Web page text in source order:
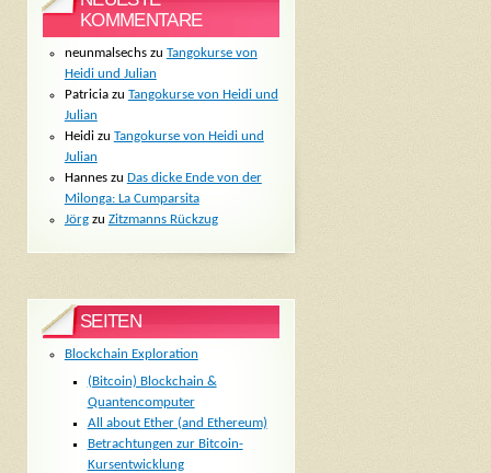
KOMMENTARE
neunmalsechszu Tangokurse von
Heidi und Julian
Patriciazu Tangokurse von Heidi und
Julian
Heidizu Tangokurse von Heidi und
Julian
Hanneszu Das dicke Ende von der
Milonga: La Cumparsita
Jörgzu Zitzmanns Rückzug
SEITEN
Blockchain Exploration
(Bitcoin) Blockchain &
Quantencomputer
All about Ether (and Ethereum)
Betrachtungen zur Bitcoin-
Kursentwicklung